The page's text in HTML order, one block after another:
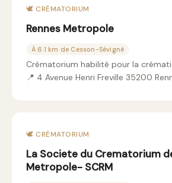
🕊️ CRÉMATORIUM
Rennes Metropole
À 6.1 km de Cesson-Sévigné
Crématorium habilité pour la
📍 4 Avenue Henri Freville 35200
🕊️ CRÉMATORIUM
La Societe du Crematorium
Metropole- SCRM